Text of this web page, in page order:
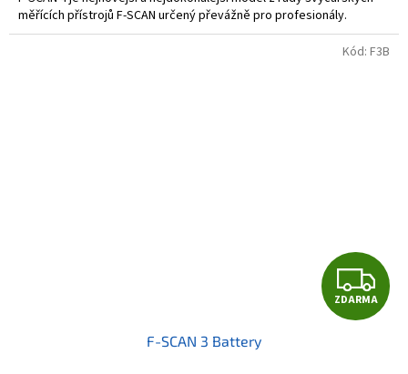
5
hvězdiček.
měřících přístrojů F-SCAN určený převážně pro profesionály.
Z
D
ZDARMA
F-SCAN 3 Battery
Kód: F3B